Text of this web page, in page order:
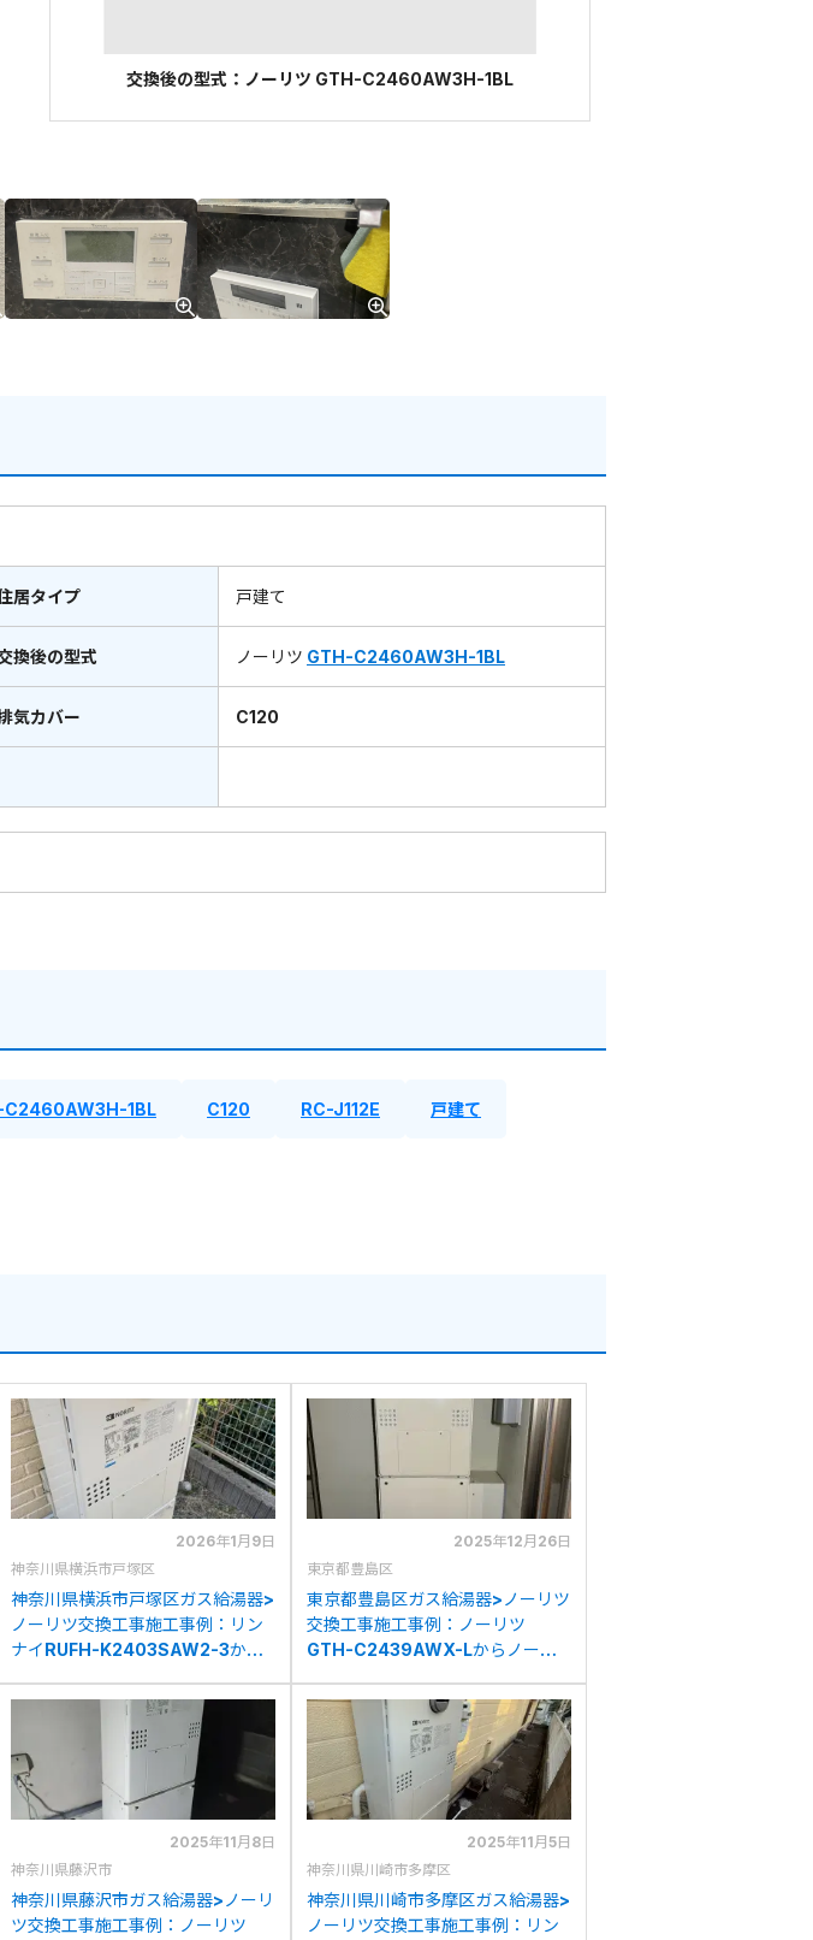
交換後の型式：ノーリツ GTH-C2460AW3H-1BL
居タイプ 戸建て
換後の型式 ノーリツ GTH-C2460AW3H-1BL
気カバー C120
C2460AW3H-1BL C120 RC-J112E 戸建て
2026年1月9日
神奈川県横浜市戸塚区
神奈川県横浜市戸塚区ガス給湯器>
ノーリツ交換工事施工事例：リン
ナイRUFH-K2403SAW2-3から
1BLへの交換
2025年12月26日
東京都豊島区
東京都豊島区ガス給湯器>ノーリツ
交換工事施工事例：ノーリツ
GTH-C2439AWX-Lからノーリ
交換
2025年11月8日
神奈川県藤沢市
神奈川県藤沢市ガス給湯器>ノーリ
ツ交換工事施工事例：ノーリツ
2025年11月5日
神奈川県川崎市多摩区
神奈川県川崎市多摩区ガス給湯器>
ノーリツ交換工事施工事例：リン